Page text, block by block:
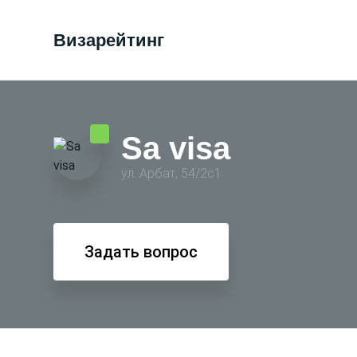
Визарейтинг
Sa visa
ул. Арбат, 54/2с1
Задать вопрос